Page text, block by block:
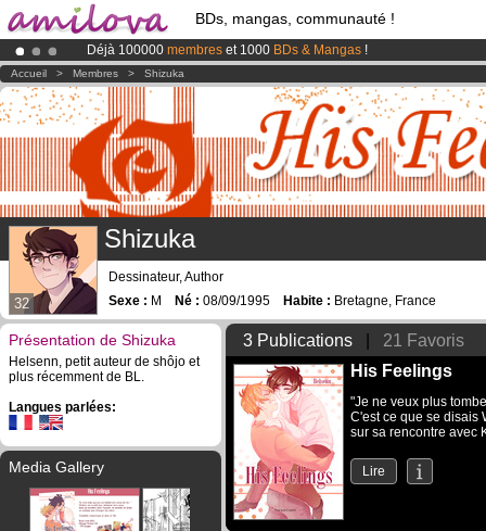
BDs, mangas, communauté !
Déjà 100000 membres et 1000 BDs & Mangas !
LeKickstarter Amilova est désormais lancé!.
Abonnement premium: à partir de3.95 eurospar mois !Clique ici
Accueil > Membres > Shizuka
32
Shizuka
Dessinateur, Author
Sexe : M Né : 08/09/1995 Habite : Bretagne, France
Présentation de Shizuka
Helsenn, petit auteur de shôjo et
plus récemment de BL.
Langues parlées:
Media Gallery
3 Publications
21 Favoris
His Feelings
"Je ne veux plus
C'est ce que se disais
sur sa rencontre avec
Lire